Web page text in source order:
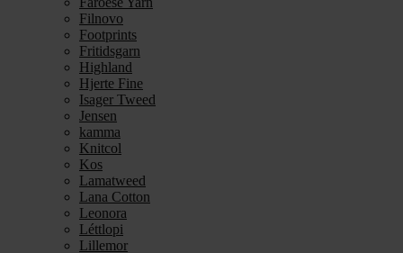
Filnovo
Footprints
Fritidsgarn
Highland
Hjerte Fine
Isager Tweed
Jensen
kamma
Knitcol
Kos
Lamatweed
Lana Cotton
Leonora
Léttlopi
Lillemor